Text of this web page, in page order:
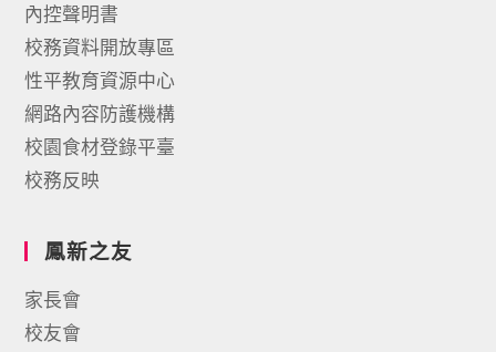
內控聲明書
校務資料開放專區
性平教育資源中心
網路內容防護機構
校園食材登錄平臺
校務反映
鳳新之友
家長會
校友會